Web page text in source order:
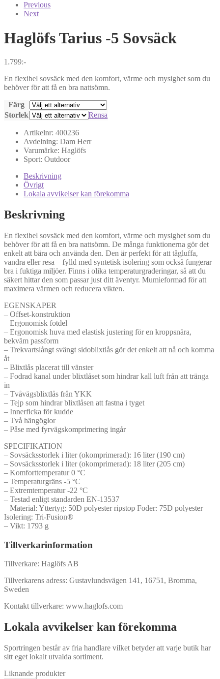
Previous
Next
HaglöfsTarius -5 Sovsäck
1.799:-
En flexibel sovsäck med den komfort, värme och mysighet som du
behöver för att få en bra nattsömn.
Färg
Storlek
Rensa
Artikelnr: 400236
Avdelning: Dam Herr
Varumärke: Haglöfs
Sport: Outdoor
Beskrivning
Övrigt
Lokala avvikelser kan förekomma
Beskrivning
En flexibel sovsäck med den komfort, värme och mysighet som du
behöver för att få en bra nattsömn. De många funktionerna gör det
enkelt att bära och använda den. Den är perfekt för att tågluffa,
vandra eller resa – fylld med syntetisk isolering som också fungerar
bra i fuktiga miljöer. Finns i olika temperaturgraderingar, så att du
säkert hittar den som passar just ditt äventyr. Mumieformad för att
maximera värmen och reducera vikten.
EGENSKAPER
– Offset-konstruktion
– Ergonomisk fotdel
– Ergonomisk huva med elastisk justering för en kroppsnära,
bekväm passform
– Trekvartslångt svängt sidoblixtlås gör det enkelt att nå och komma
åt
– Blixtlås placerat till vänster
– Fodrad kanal under blixtlåset som hindrar kall luft från att tränga
in
– Tvåvägsblixtlås från YKK
– Tejp som hindrar blixtlåsen att fastna i tyget
– Innerficka för kudde
– Två hängöglor
– Påse med fyrvägskomprimering ingår
SPECIFIKATION
– Sovsäcksstorlek i liter (okomprimerad): 16 liter (190 cm)
– Sovsäcksstorlek i liter (okomprimerad): 18 liter (205 cm)
– Komforttemperatur 0 °C
– Temperaturgräns -5 °C
– Extremtemperatur -22 °C
– Testad enligt standarden EN-13537
– Material: Yttertyg: 50D polyester ripstop Foder: 75D polyester
Isolering: Tri-Fusion®
– Vikt: 1793 g
Tillverkarinformation
Tillverkare: Haglöfs AB
Tillverkarens adress: Gustavlundsvägen 141, 16751, Bromma,
Sweden
Kontakt tillverkare: www.haglofs.com
Lokala avvikelser kan förekomma
Sportringen består av fria handlare vilket betyder att varje butik har
sitt eget lokalt utvalda sortiment.
Liknande produkter